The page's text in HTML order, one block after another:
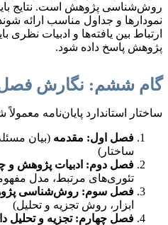
روش‌شناسی پژوهش است. نتایج باید
نمودارها و جداول مناسب ارائه
ارتباط بین یافته‌ها و ادبیات نظری
پژوهش پاسخ داده شود.
گام ششم: نگارش
ساختار استاندارد پایان‌نامه
فصل اول: مقدمه (بیان
ساختار)
فصل دوم: ادبیات پژوهش و
تئوری‌های مرتبط، مدل
فصل سوم: روش‌شناسی
ابزار، روش تجزیه و تحلیل)
فصل چهارم: تجزیه و تحلیل